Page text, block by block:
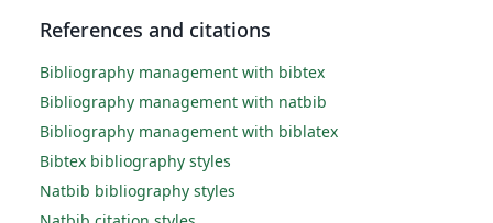
References and citations
Bibliography management with bibtex
Bibliography management with natbib
Bibliography management with biblatex
Bibtex bibliography styles
Natbib bibliography styles